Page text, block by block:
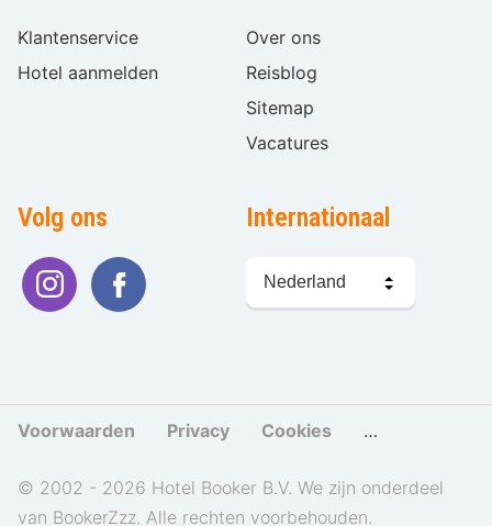
Klantenservice
Hotel aanmelden
Over ons
Reisblog
Sitemap
Vacatures
Volg ons Internationaal
kiezen
Voorwaarden Privacy Cookies Cookies
© 2002 - 2026 Hotel Booker B.V. We zijn onderdeel
van BookerZzz. Alle rechten voorbehouden.